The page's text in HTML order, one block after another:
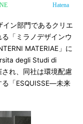
Hatena
ン部門であるクリエ
「ミラノデザインウ
MATERIAE」に
degli Studi di
れ、同社は環境配慮
「ESQUISSE―未来